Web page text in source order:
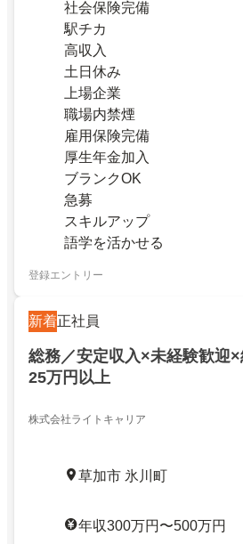
社会保険完備
駅チカ
高収入
土日休み
上場企業
職場内禁煙
雇用保険完備
厚生年金加入
ブランクOK
急募
スキルアップ
語学を活かせる
登録エントリー
新着正社員
総務／安定収入×未経験歓迎
25万円以上
株式会社ライトキャリア
草加市 氷川町
年収300万円〜500万円